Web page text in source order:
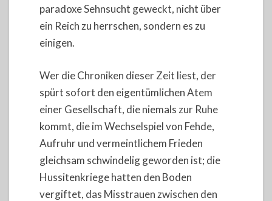
paradoxe Sehnsucht geweckt, nicht über
ein Reich zu herrschen, sondern es zu
einigen.
Wer die Chroniken dieser Zeit liest, der
spürt sofort den eigentümlichen Atem
einer Gesellschaft, die niemals zur Ruhe
kommt, die im Wechselspiel von Fehde,
Aufruhr und vermeintlichem Frieden
gleichsam schwindelig geworden ist; die
Hussitenkriege hatten den Boden
vergiftet, das Misstrauen zwischen den